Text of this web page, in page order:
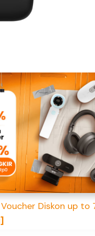
Diskon up to